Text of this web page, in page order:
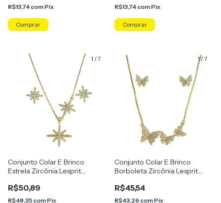
R$13,74 com Pix
Comprar
R$13,74 com Pix
Comprar
1 /7
Conjunto Colar E Brinco
Estrela Zircônia Lesprit
R$50,89
R$48,35 com Pix
1/7
Conjunto Colar E Brinco
Borboleta Zircônia Lesprit
R$45,54
R$43,26 com Pix